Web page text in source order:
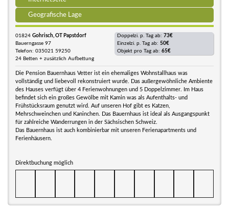
Geografische Lage
01824 Gohrisch, OT Papstdorf
Bauerngasse 97
Telefon: 035021 59250
24 Betten + zusätzlich Aufbettung
Doppelzi. p. Tag ab: 73€
Einzelzi. p. Tag ab: 50€
Objekt pro Tag ab: 65€
Die Pension Bauernhaus Vetter ist ein ehemaliges Wohnstallhaus was
vollständig und liebevoll rekonstruiert wurde. Das außergewöhnliche Ambiente
des Hauses verfügt über 4 Ferienwohnungen und 5 Doppelzimmer. Im Haus
befindet sich ein großes Gewölbe mit Kamin was als Aufenthalts- und
Frühstücksraum genutzt wird. Auf unseren Hof gibt es Katzen,
Mehrschweinchen und Kaninchen. Das Bauernhaus ist ideal als Ausgangspunkt
für zahlreiche Wanderrungen in der Sächsischen Schweiz.
Das Bauernhaus ist auch kombinierbar mit unseren Ferienapartments und
Ferienhäusern.
Direktbuchung möglich